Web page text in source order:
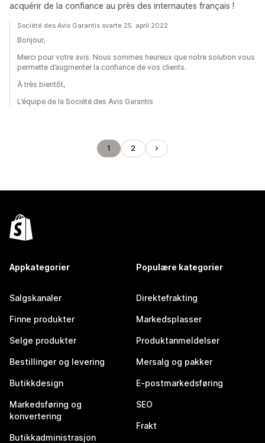
acquérir de la confiance au près des internautes français !
Société des Avis Garantis svarte 25. april 2022
Bonjour,
Merci pour votre avis. Nous sommes heureux que notre solution vous
permette d’augmenter la confiance de vos clients.
À très bientôt,
L’équipe de la Société des Avis Garantis
1 2
Appkategorier
Salgskanaler
Finne produkter
Selge produkter
Bestillinger og levering
Butikkdesign
Markedsføring og
konvertering
Butikkadministrasjon
Populære kategorier
Direktefrakting
Markedsplasser
Produktanmeldelser
Mersalg og pakker
E-postmarkedsføring
SEO
Frakt